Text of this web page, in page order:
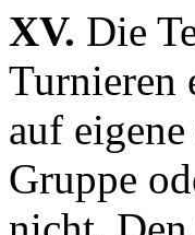
XV. Die
Turnieren
auf
Gruppe